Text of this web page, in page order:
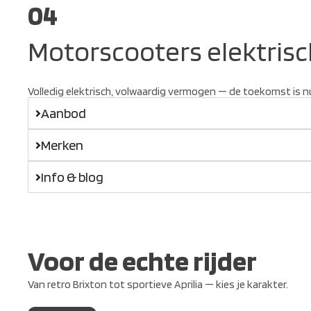
04
Motorscooters
Volledig elektrisch, volwaardig vermogen — de toekomst is
Aanbod
Merken
Info & blog
Voor de echte rijder
Van retro Brixton tot sportieve Aprilia — kies je karakter.